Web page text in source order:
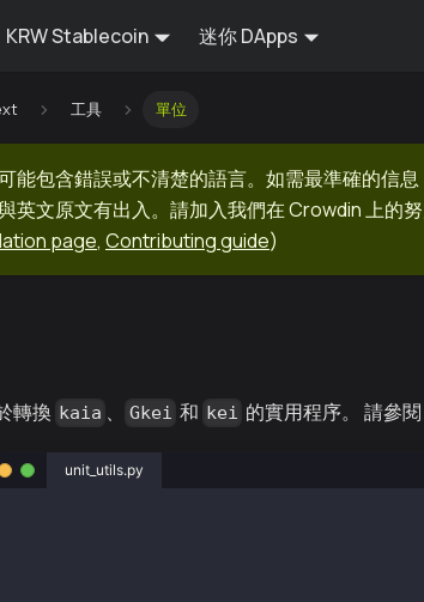
KRW Stablecoin 迷你 DApps
工具 單位
能包含錯誤或不清楚的語言。如需最準確的信息
英文原文有出入。請加入我們在 Crowdin 上的
page, Contributing guide)
轉換 kaia 、 Gkei 和 kei 的實用程序。 請參
unit_utils.py